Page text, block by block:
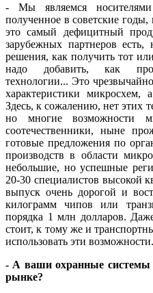
- Мы являемся
полученное в советские годы,
это самый дефицитный
зарубежных партнеров
решения, как получить тот
надо добавить, как
технологии... Это
характеристики микросхем,
Здесь, к сожалению, нет этих
но многие возможности
соотечественники, ныне
готовые предложения по
производств в области
небольшие, но успешные
20-30 специалистов высокой
выпуск очень дорогой и
килограмм чипов или
порядка 1 млн долларов.
стоит, к тому же и
использовать эти возможности.
- А ваши охранные системы
рынке?